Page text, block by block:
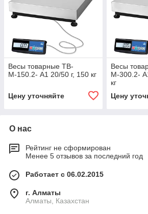
Весы товарные TB-
М-150.2- А1 20/50 г, 150 кг
Цену уточняйте
Весы
М-300.2-
кг
Цену
О нас
Рейтинг не сформирован
Менее 5 отзывов за последний год
Работает с 06.02.2015
г. Алматы
Алматы, Казахстан